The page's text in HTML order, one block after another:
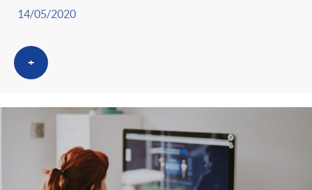
14/05/2020
+